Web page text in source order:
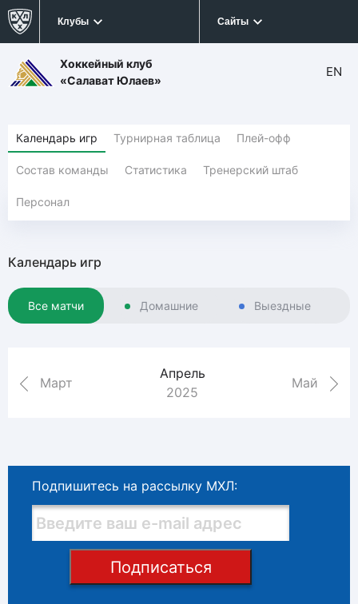
Клубы Сайты
Хоккейный клуб
«Салават Юлаев»
EN
Календарь игр Турнирная таблица Плей-офф
Состав команды Статистика Тренерский штаб
Персонал
Календарь игр
Все матчи Домашние Выездные
Март
Апрель
2025
Май
Подпишитесь на рассылку МХЛ:
Подписаться